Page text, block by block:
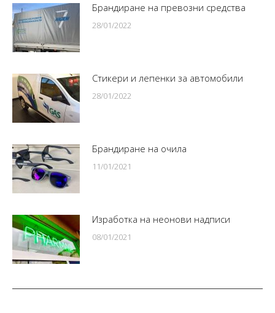
Брандиране на превозни средства
28/01/2022
Стикери и лепенки за автомобили
28/01/2022
Брандиране на очила
11/01/2021
Изработка на неонови надписи
08/01/2021